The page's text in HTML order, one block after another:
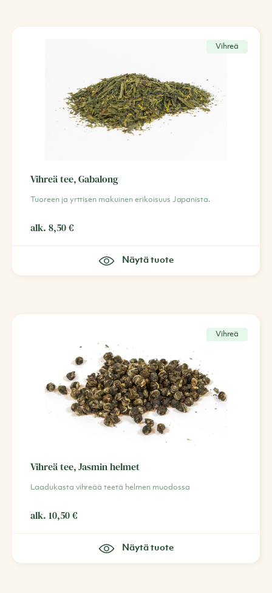
Vihreä
Vihreä tee, Gabalong
Tuoreen ja yrttisen makuinen erikoisuus Japanista.
alk. 8,50€
Näytä tuote
Vihreä
Vihreä tee, Jasmin helmet
Laadukasta vihreää teetä helmen muodossa
alk. 10,50€
Näytä tuote